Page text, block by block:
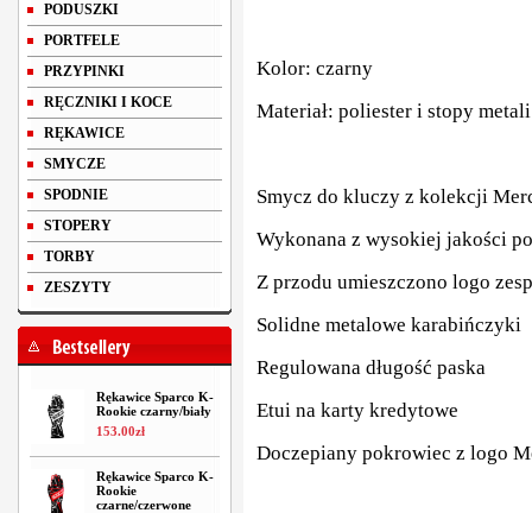
PODUSZKI
PORTFELE
PRZYPINKI
RĘCZNIKI I KOCE
RĘKAWICE
SMYCZE
SPODNIE
STOPERY
TORBY
ZESZYTY
Rękawice Sparco K-
Rookie czarny/biały
153.00zł
Rękawice Sparco K-
Rookie
czarne/czerwone
Kolor: czarny
Materiał: poliester i stopy metali
Smycz do kluczy z kolekcji
Wykonana z wysokiej jakości
Z przodu umieszczono logo
Solidne metalowe karabińczyki
Regulowana długość paska
Etui na karty kredytowe
Doczepiany pokrowiec z logo